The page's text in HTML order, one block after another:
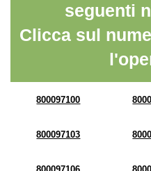
seguenti
Clicca sul
800097100
800097103